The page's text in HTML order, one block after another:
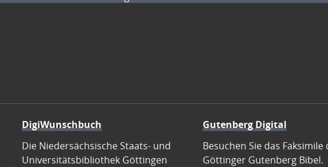
DigiWunschbuch
Die Niedersächsische Staats- und
Universitätsbibliothek Göttingen
Gutenberg Digital
Besuchen Sie das Faksimile
Göttinger Gutenberg Bibel.